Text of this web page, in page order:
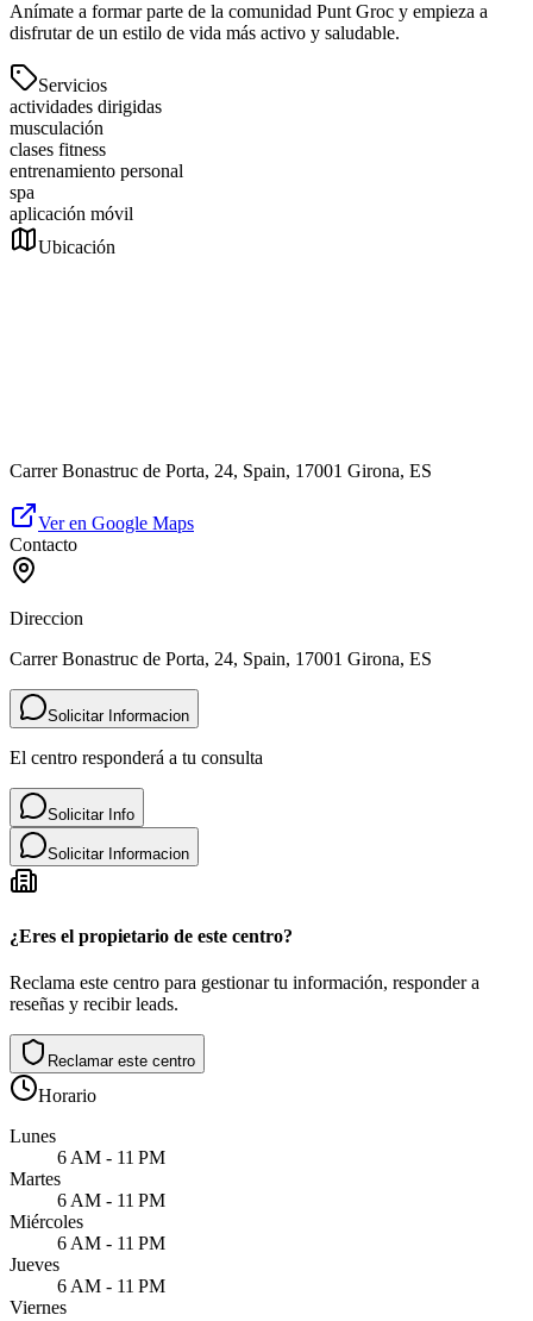
Anímate a formar parte de la comunidad Punt Groc y empieza a
disfrutar de un estilo de vida más activo y saludable.
Servicios
actividades dirigidas
musculación
clases fitness
entrenamiento personal
spa
aplicación móvil
Ubicación
Carrer Bonastruc de Porta, 24, Spain, 17001 Girona, ES
Ver en Google Maps
Contacto
Direccion
Carrer Bonastruc de Porta, 24, Spain, 17001 Girona, ES
Solicitar Informacion
El centro responderá a tu consulta
Solicitar Info
Solicitar Informacion
¿Eres el propietario de este centro?
Reclama este centro para gestionar tu información, responder a
reseñas y recibir leads.
Reclamar este centro
Horario
Lunes
6 AM - 11 PM
Martes
6 AM - 11 PM
Miércoles
6 AM - 11 PM
Jueves
6 AM - 11 PM
Viernes